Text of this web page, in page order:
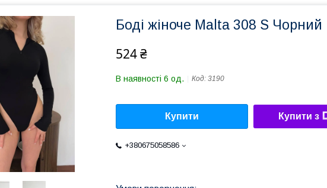
Боді жіноче Мalta 308 S Чорний
524 ₴
В наявності 6 од. Код: 3190
Купити Купити з
+380675058586